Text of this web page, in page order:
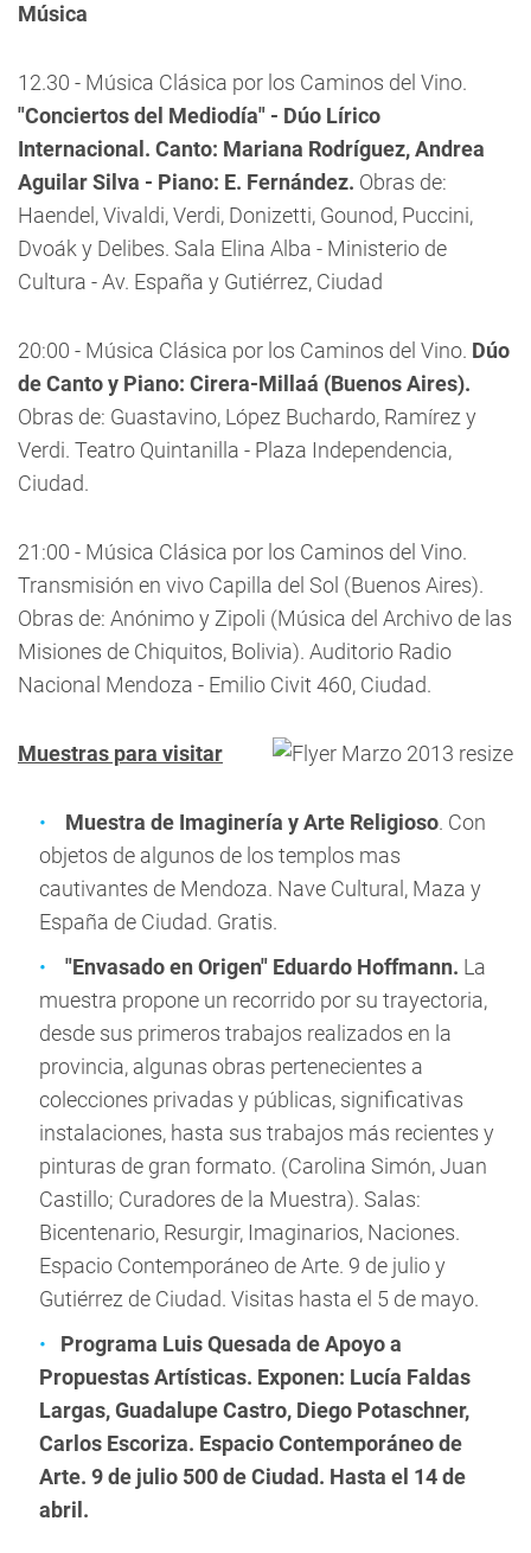
Música
12.30 - Música Clásica por los Caminos del Vino.
"Conciertos del Mediodía" - Dúo Lírico
Internacional. Canto: Mariana Rodríguez, Andrea
Aguilar Silva - Piano: E. Fernández. Obras de:
Haendel, Vivaldi, Verdi, Donizetti, Gounod, Puccini,
Dvoák y Delibes. Sala Elina Alba - Ministerio de
Cultura - Av. España y Gutiérrez, Ciudad
20:00 - Música Clásica por los Caminos del Vino. Dúo
de Canto y Piano: Cirera-Millaá (Buenos Aires).
Obras de: Guastavino, López Buchardo, Ramírez y
Verdi. Teatro Quintanilla - Plaza Independencia,
Ciudad.
21:00 - Música Clásica por los Caminos del Vino.
Transmisión en vivo Capilla del Sol (Buenos Aires).
Obras de: Anónimo y Zipoli (Música del Archivo de las
Misiones de Chiquitos, Bolivia). Auditorio Radio
Nacional Mendoza - Emilio Civit 460, Ciudad.
Muestras para visitar
Muestra de Imaginería y Arte Religioso. Con
objetos de algunos de los templos mas
cautivantes de Mendoza. Nave Cultural, Maza y
España de Ciudad. Gratis.
"Envasado en Origen" Eduardo Hoffmann. La
muestra propone un recorrido por su trayectoria,
desde sus primeros trabajos realizados en la
provincia, algunas obras pertenecientes a
colecciones privadas y públicas, significativas
instalaciones, hasta sus trabajos más recientes y
pinturas de gran formato. (Carolina Simón, Juan
Castillo; Curadores de la Muestra). Salas:
Bicentenario, Resurgir, Imaginarios, Naciones.
Espacio Contemporáneo de Arte. 9 de julio y
Gutiérrez de Ciudad. Visitas hasta el 5 de mayo.
Programa Luis Quesada de Apoyo a
Propuestas Artísticas. Exponen: Lucía Faldas
Largas, Guadalupe Castro, Diego Potaschner,
Carlos Escoriza. Espacio Contemporáneo de
Arte. 9 de julio 500 de Ciudad. Hasta el 14 de
abril.